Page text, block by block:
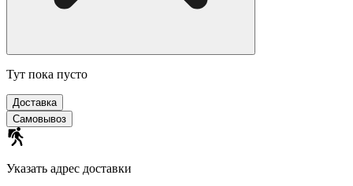
Тут пока пусто
Доставка
Самовывоз
Указать адрес доставки